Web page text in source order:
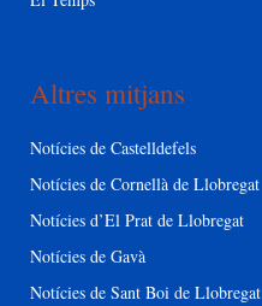
Altres mitjans
Notícies de Castelldefels
Notícies de Cornellà de Llobregat
Notícies d’El Prat de Llobregat
Notícies de Gavà
Notícies de Sant Boi de Llobregat